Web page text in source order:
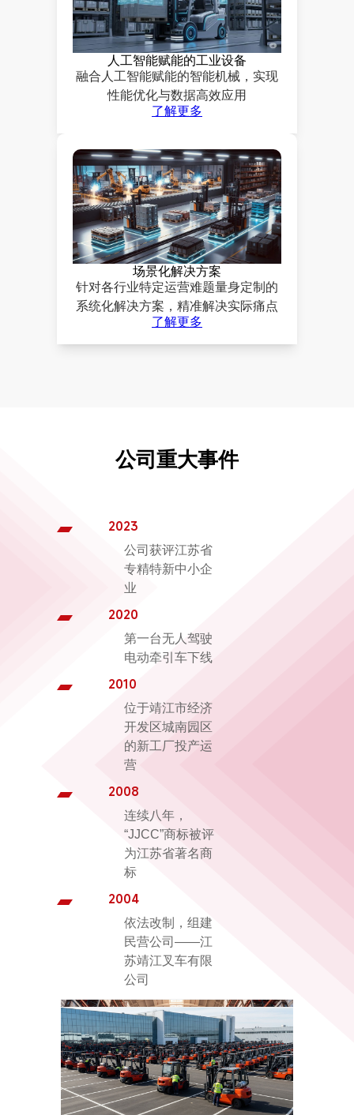
人工智能赋能的工业设备
融合人工智能赋能的智能机械，实现
性能优化与数据高效应用
了解更多
场景化解决方案
针对各行业特定运营难题量身定制的
系统化解决方案，精准解决实际痛点
了解更多
公司重大事件
2023
公司获评江苏省
专精特新中小企
业
2020
第一台无人驾驶
电动牵引车下线
2010
位于靖江市经济
开发区城南园区
的新工厂投产运
营
2008
连续八年，
“JJCC”商标被评
为江苏省著名商
标
2004
依法改制，组建
民营公司——江
苏靖江叉车有限
公司